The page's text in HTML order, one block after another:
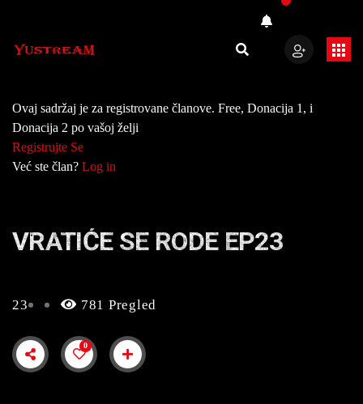
Ovaj sadržaj je za registrovane članove. Free, Donacija 1, i
Donacija 2 po vašoj želji
Registrujte Se
Već ste član? Log in
VRATIĆE SE RODE EP23
23 781 Pregled
0